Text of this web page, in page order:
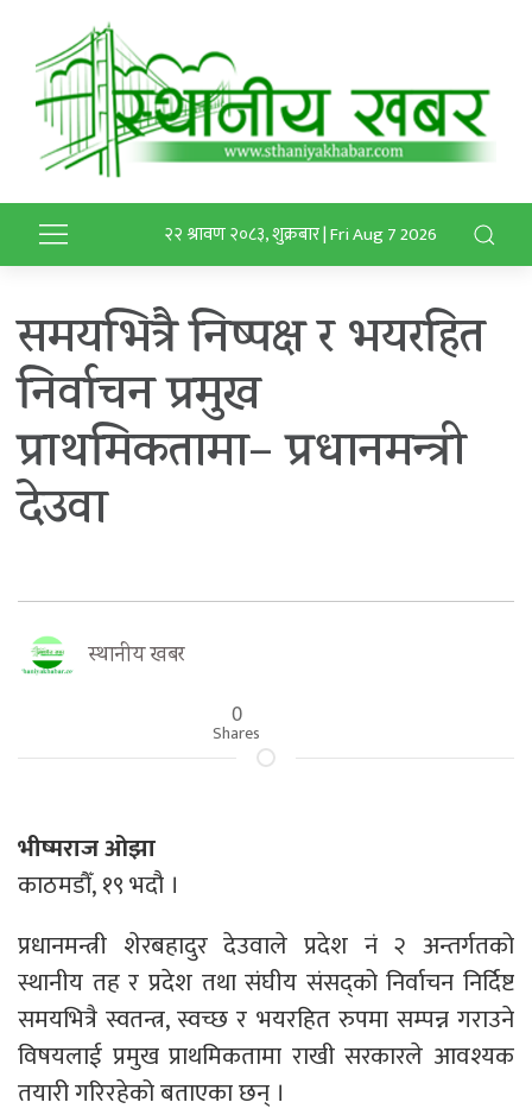
२२ श्रावण २०८३, शुक्रबार | Fri Aug 7 2026
समयभित्रै निष्पक्ष र भयरहित
निर्वाचन प्रमुख
प्राथमिकतामा– प्रधानमन्त्री
देउवा
स्थानीय खबर
0
Shares
भीष्मराज ओझा
काठमडौँ, १९ भदौ ।
प्रधानमन्त्री शेरबहादुर देउवाले प्रदेश नं २ अन्तर्गतको
स्थानीय तह र प्रदेश तथा संघीय संसद्को निर्वाचन निर्दिष्ट
समयभित्रै स्वतन्त्र, स्वच्छ र भयरहित रुपमा सम्पन्न गराउने
विषयलाई प्रमुख प्राथमिकतामा राखी सरकारले आवश्यक
तयारी गरिरहेको बताएका छन् ।